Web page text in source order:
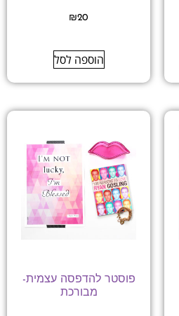
₪20
הוספה לסל
פוסטר להדפסה עצמית-
מבורכת